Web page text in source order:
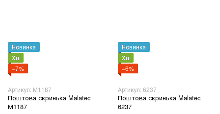
Новинка
Хіт
−7%
Артикул: М1187
Поштова скринька Malatec
М1187
Новинка
Хіт
−6%
Артикул: 6237
Поштова скринька Malatec
6237